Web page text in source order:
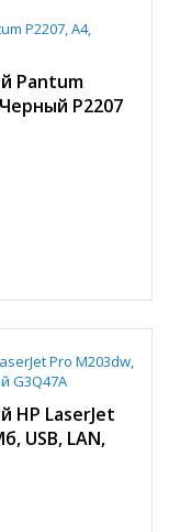
Pantum
P2207
HP LaserJet
USB, LAN,